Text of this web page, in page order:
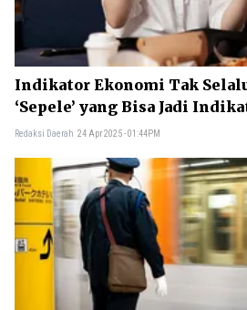
Indikator Ekonomi Tak
‘Sepele’ yang Bisa Jadi
Redaksi Daerah 24 Apr 2025 - 01:44PM